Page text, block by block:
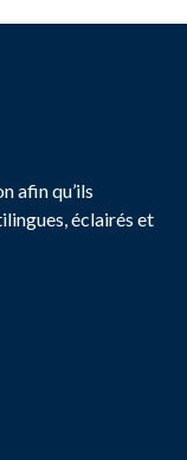
afin qu’ils
éclairés et